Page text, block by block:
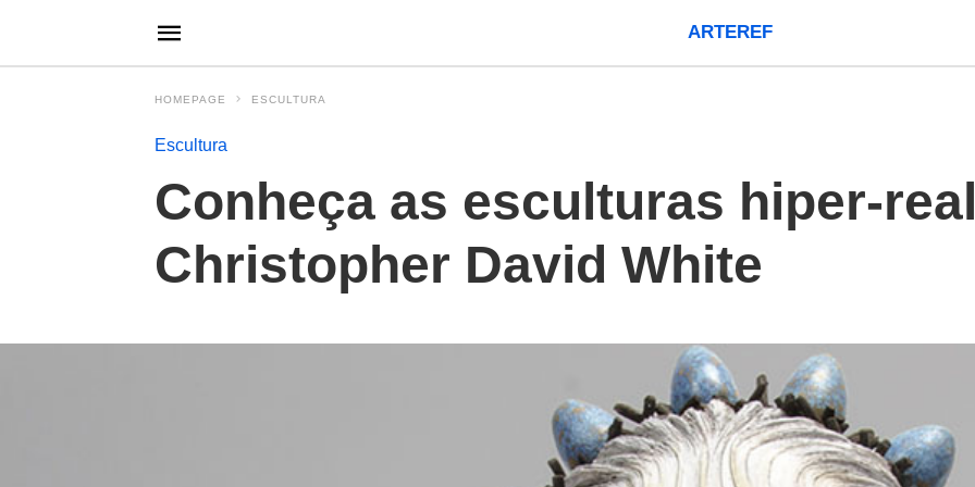
ARTEREF
HOMEPAGE ESCULTURA
Escultura
Conheça as esculturas hiper-
Christopher David White